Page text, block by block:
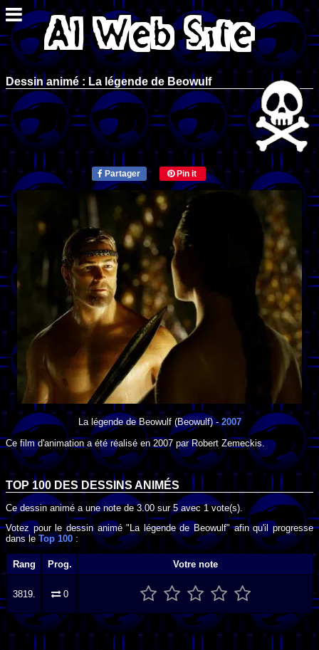
Dessin animé : La légende de Beowulf
Partager Pin it
La légende de Beowulf(Beowulf) -2007
Ce film d'animation a été réalisé en 2007 parRobert Zemeckis.
TOP 100 DES DESSINS ANIMÉS
Ce dessin animé a une note de3.00 sur5 avec1vote(s).
Votez pour le dessin animé "La légende de Beowulf" afin qu'il progresse
dans le Top 100 :
Rang Prog. Votre note
3819. 0